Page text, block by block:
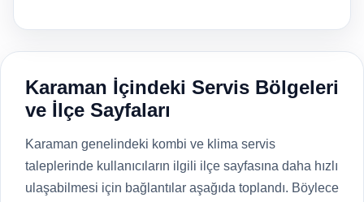
Karaman İçindeki Servis Bölgeleri
ve İlçe Sayfaları
Karaman genelindeki kombi ve klima servis
taleplerinde kullanıcıların ilgili ilçe sayfasına daha hızlı
ulaşabilmesi için bağlantılar aşağıda toplandı. Böylece